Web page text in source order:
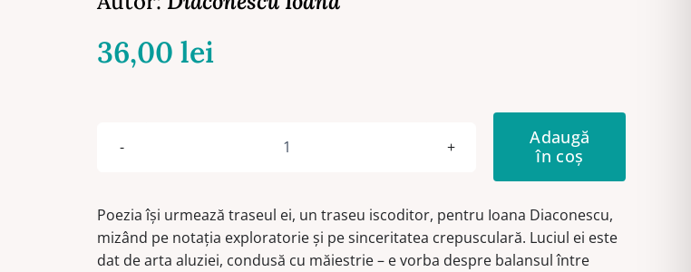
36,00 lei
Cantitate
vedere
Adaugă
în coș
Poezia îşi urmează traseul ei, un traseu iscoditor, pentru Ioana Diaconescu,
mizând pe notaţia exploratorie şi pe sinceritatea crepusculară. Luciul ei este
dat de arta aluziei, condusă cu măiestrie – e vorba despre balansul între